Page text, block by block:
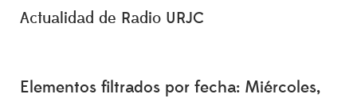
Actualidad de Radio URJC
Elementos filtrados por fecha: Miércoles,